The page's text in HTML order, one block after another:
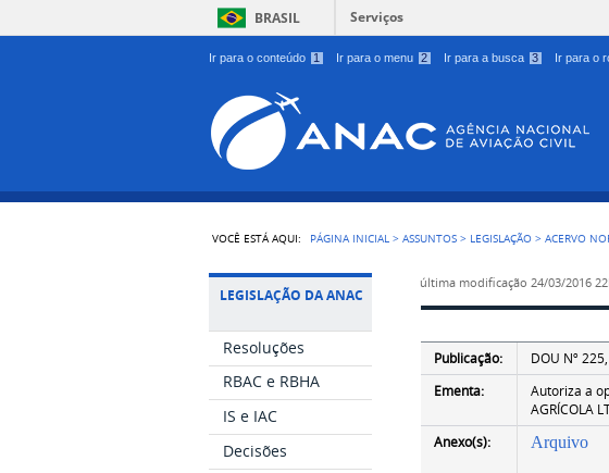
Ir para o conteúdo 1 Ir para o menu 2 Ir para a busca 3 Ir para o
BRASIL Serviços
VOCÊ ESTÁ AQUI: PÁGINA INICIAL >ASSUNTOS > LEGISLAÇÃO >ACERVO
LEGISLAÇÃO DA ANAC
Resoluções
RBAC e RBHA
IS e IAC
Decisões
última modificação 24/03/2016
Publicação:
DOU Nº
Ementa:
Autoriza a
AGRÍCOLA
Anexo(s):
Arquivo